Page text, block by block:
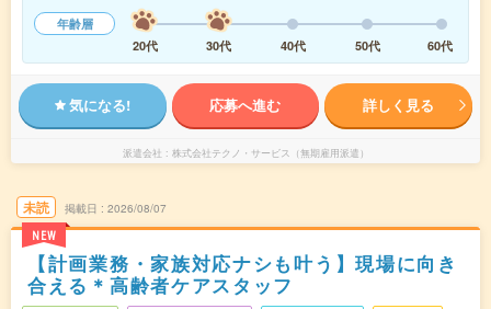
年齢層
20代
30代 40代 50代 60代
気になる! 応募へ進む 詳しく見る
派遣会社 株式会社テクノ・サービス（無期雇用派遣）
未読
NEW
掲載日 2026/08/07
【計画業務・家族対応ナシも叶う】現場に向き
合える＊高齢者ケアスタッフ